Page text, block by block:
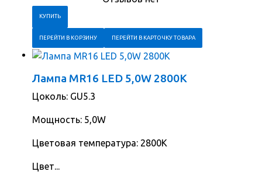
ПЕРЕЙТИ В КОРЗИНУ ПЕРЕЙТИ В КАРТОЧКУ ТОВАРА
Лампа MR16 LED 5,0W 2800K
Цоколь: GU5.3
Мощность: 5,0W
Цветовая температура: 2800K
Цвет...